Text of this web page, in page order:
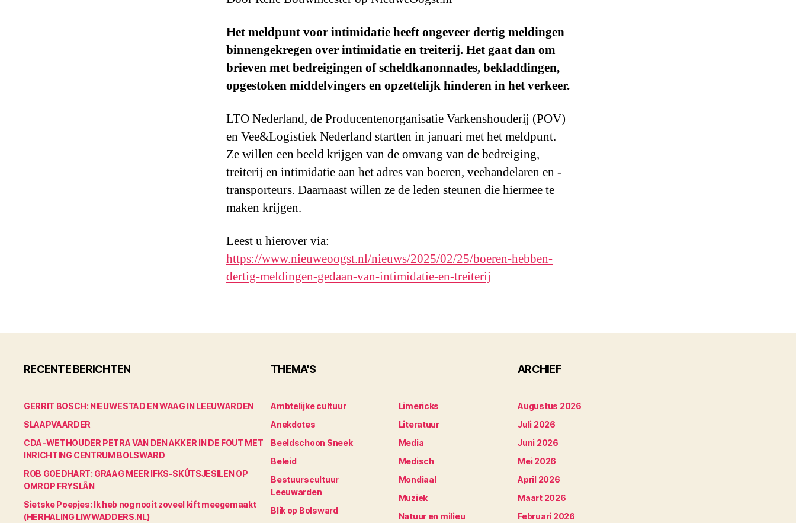
Het meldpunt voor intimidatie heeft ongeveer dertig meldingen
binnengekregen over intimidatie en treiterij. Het gaat dan om
brieven met bedreigingen of scheldkanonnades, bekladdingen,
opgestoken middelvingers en opzettelijk hinderen in het verkeer.
LTO Nederland, de Producentenorganisatie Varkenshouderij (POV)
en Vee&Logistiek Nederland startten in januari met het meldpunt.
Ze willen een beeld krijgen van de omvang van de bedreiging,
treiterij en intimidatie aan het adres van boeren, veehandelaren en -
transporteurs. Daarnaast willen ze de leden steunen die hiermee te
maken krijgen.
Leest u hierover via:
https://www.nieuweoogst.nl/nieuws/2025/02/25/boeren-hebben-
dertig-meldingen-gedaan-van-intimidatie-en-treiterij
RECENTE BERICHTEN
GERRIT BOSCH: NIEUWESTAD EN WAAG IN LEEUWARDEN
SLAAPVAARDER
CDA-WETHOUDER PETRA VAN DEN AKKER IN DE FOUT MET
INRICHTING CENTRUM BOLSWARD
ROB GOEDHART: GRAAG MEER IFKS-SKÛTSJESILEN OP
OMROP FRYSLÂN
Sietske Poepjes: Ik heb nog nooit zoveel kift meegemaakt
(HERHALING LIWWADDERS.NL)
THEMA'S
Ambtelijke cultuur
Anekdotes
Beeldschoon Sneek
Beleid
Bestuurscultuur
Leeuwarden
Blik op Bolsward
Limericks
Literatuur
Media
Medisch
Mondiaal
Muziek
Natuur en milieu
ARCHIEF
Augustus 2026
Juli 2026
Juni 2026
Mei 2026
April 2026
Maart 2026
Februari 2026